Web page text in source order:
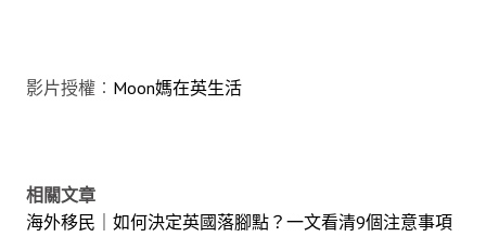
影片授權︰ Moon媽在英生活
相關文章
海外移民｜如何決定英國落腳點？一文看清9個注意事項